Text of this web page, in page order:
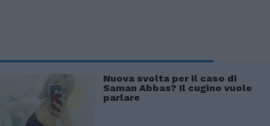
Nuova svolta per il caso di
Saman Abbas? Il cugino vuole
parlare